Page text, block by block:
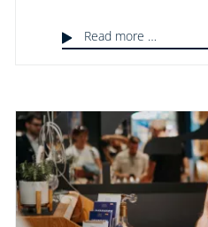
Read more …